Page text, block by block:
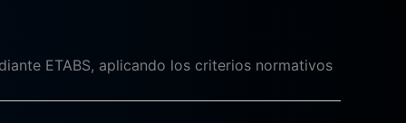
ETABS, aplicando los criterios normativos